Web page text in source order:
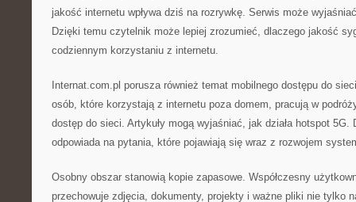
jakość internetu wpływa dziś na rozrywkę. Serwis może
Dzięki temu czytelnik może lepiej zrozumieć, dlaczego jakość
codziennym korzystaniu z internetu.
Internat.com.pl porusza również temat mobilnego dostępu do
osób, które korzystają z internetu poza domem, pracują w
dostęp do sieci. Artykuły mogą wyjaśniać, jak działa hotspot 5G.
odpowiada na pytania, które pojawiają się wraz z rozwojem
Osobny obszar stanowią kopie zapasowe. Współczesny
przechowuje zdjęcia, dokumenty, projekty i ważne pliki nie tylko